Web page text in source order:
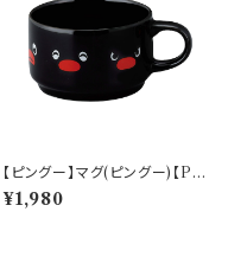
【ピングー】マグ(ピングー)【PG2
0】PG21-11
¥1,980